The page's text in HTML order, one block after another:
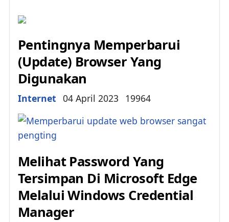
Pentingnya Memperbarui
(Update) Browser Yang
Digunakan
Details
Internet 04 April 2023 19964
Melihat Password Yang
Tersimpan Di Microsoft Edge
Melalui Windows Credential
Manager